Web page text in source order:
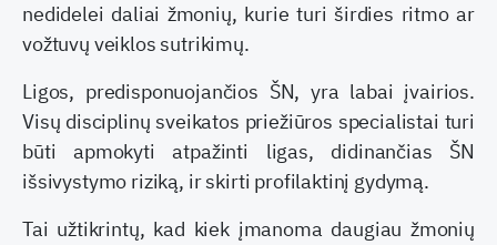
nedidelei daliai žmonių, kurie turi širdies ritmo ar
vožtuvų veiklos sutrikimų.
Ligos, predisponuojančios ŠN, yra labai įvairios.
Visų disciplinų sveikatos priežiūros specialistai turi
būti apmokyti atpažinti ligas, didinančias ŠN
išsivystymo riziką, ir skirti profilaktinį gydymą.
Tai užtikrintų, kad kiek įmanoma daugiau žmonių